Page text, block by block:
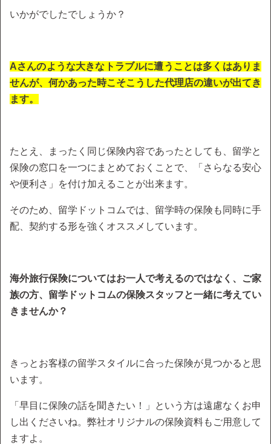
いかがでしたでしょうか？
Aさんのような大きなトラブルに遭うことは多くはありま
せんが、何かあった時こそこうした代理店の違いが出てき
ます。
たとえ、まったく同じ保険内容であったとしても、留学と
保険の窓口を一つにまとめておくことで、「さらなる安心
や便利さ」を付け加えることが出来ます。
そのため、留学ドットコムでは、留学時の保険も同時に手
配、契約する形を強くオススメしています。
海外旅行保険についてはお一人で考えるのではなく、ご家
族の方、留学ドットコムの保険スタッフと一緒に考えてい
きませんか？
きっとお客様の留学スタイルに合った保険が見つかると思
います。
「早目に保険の話を聞きたい！」という方は遠慮なくお申
し出くださいね。弊社オリジナルの保険資料もご用意して
ますよ。